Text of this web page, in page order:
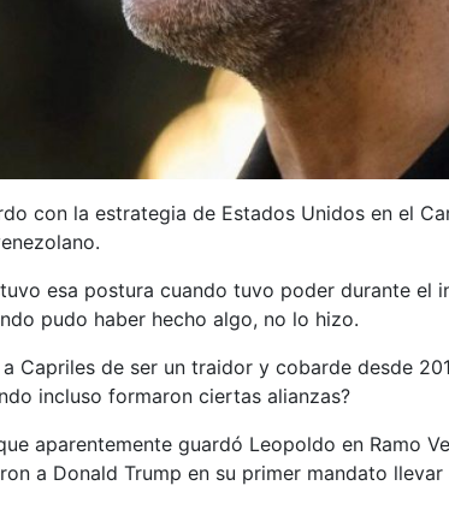
con la estrategia de Estados Unidos en el
esa postura cuando tuvo poder durante el
pudo haber hecho algo, no lo hizo.
Capriles de ser un traidor y cobarde desde
incluso formaron ciertas alianzas?
aparentemente guardó Leopoldo en Ramo
a Donald Trump en su primer mandato